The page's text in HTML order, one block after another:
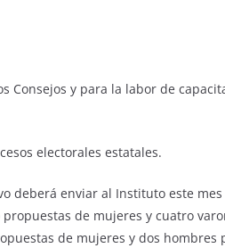
Consejos y para la labor de
electorales estatales.
deberá enviar al Instituto este
de mujeres y cuatro
de mujeres y dos hombres